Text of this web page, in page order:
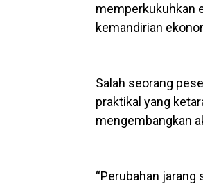
memperkukuhkan
kemandirian
Salah seorang
praktikal yang
mengembangkan
“Perubahan